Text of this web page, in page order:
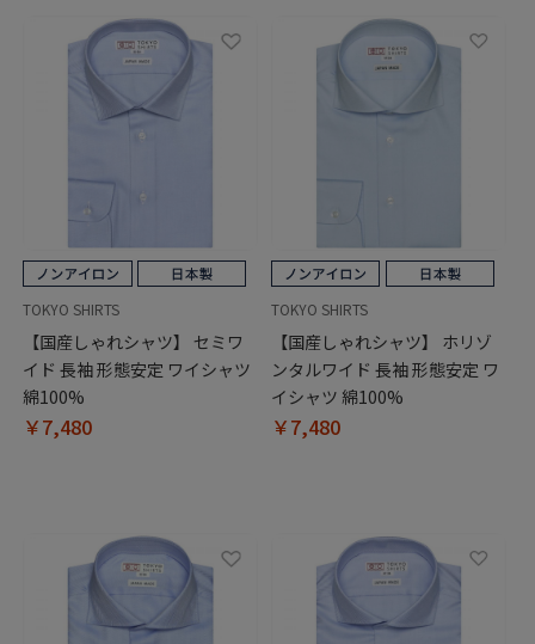
TOKYO SHIRTS
【国産しゃれシャツ】 セミワ
イド 長袖 形態安定 ワイシャツ
綿100%
￥7,480
TOKYO SHIRTS
【国産しゃれシャツ】 ホリゾ
ンタルワイド 長袖 形態安定 ワ
イシャツ 綿100%
￥7,480